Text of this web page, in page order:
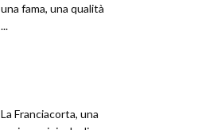
una fama, una qualità
...
La Franciacorta, una